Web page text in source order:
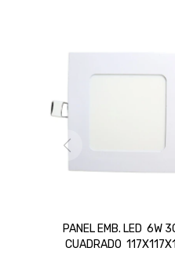
PANEL EMB. LED 6W
CUADRADO